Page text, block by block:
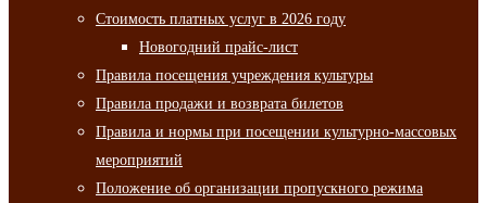
Стоимость платных услуг в 2026 году
Новогодний прайс-лист
Правила посещения учреждения культуры
Правила продажи и возврата билетов
Правила и нормы при посещении культурно-массовых
мероприятий
Положение об организации пропускного режима